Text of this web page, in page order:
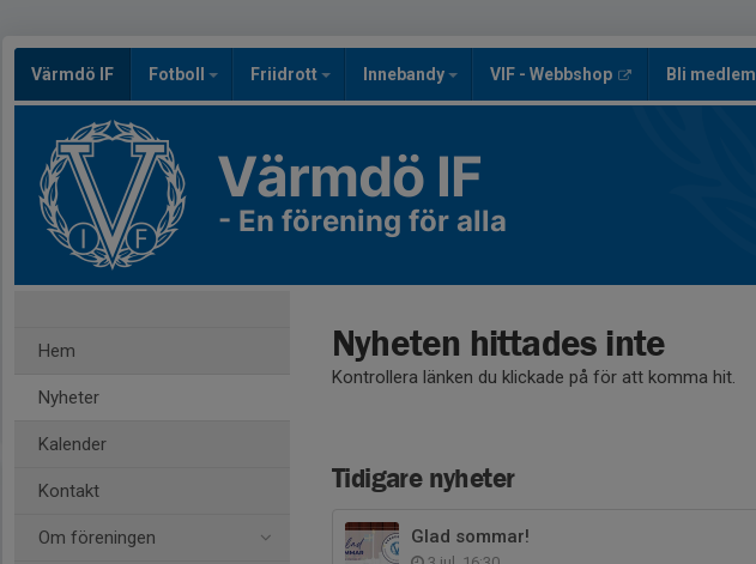
Värmdö IF Fotboll Friidrott Innebandy VIF - Webbshop Bli medlem
Värmdö IF
- En förening för alla
Hem
Nyheter
Kalender
Kontakt
Om föreningen
Nyheten hittades inte
Kontrollera länken du klickade på för att komma hit.
Tidigare nyheter
Glad sommar!